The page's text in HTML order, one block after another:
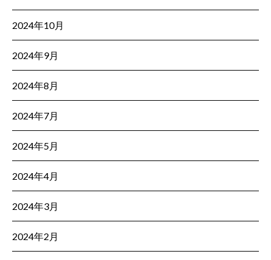
2024年10月
2024年9月
2024年8月
2024年7月
2024年5月
2024年4月
2024年3月
2024年2月